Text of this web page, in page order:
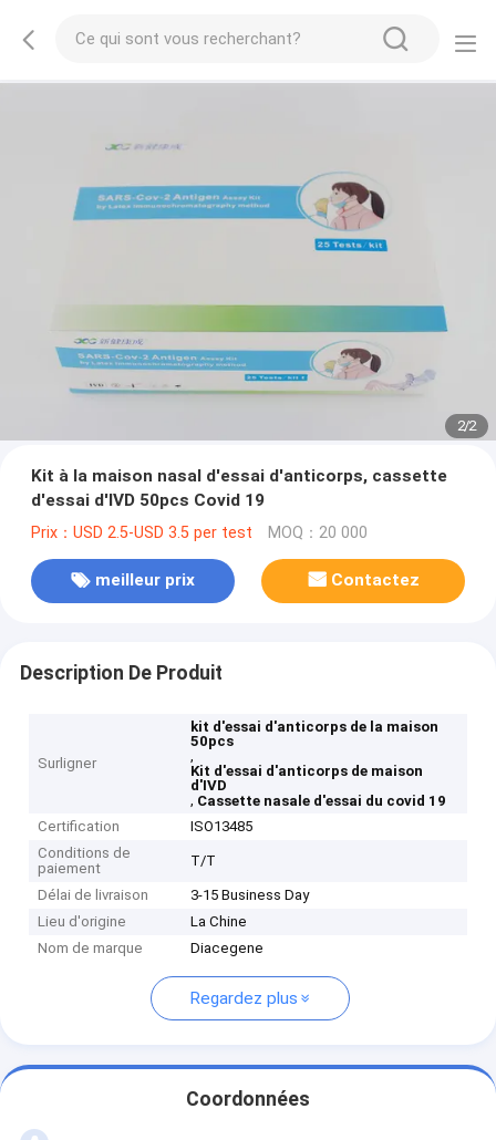
2/2
Kit à la maison nasal d'essai d'anticorps, cassette
d'essai d'IVD 50pcs Covid 19
Prix：USD 2.5-USD 3.5 per test MOQ：20 000
meilleur prix Contactez
Description De Produit
Surligner
kit d'essai d'anticorps de la maison
50pcs
,
Kit d'essai d'anticorps de maison
d'IVD
, Cassette nasale d'essai du covid 19
Certification
ISO13485
Conditions de
paiement
T/T
Délai de livraison
3-15 Business Day
Lieu d'origine
La Chine
Nom de marque
Diacegene
Regardez plus
Coordonnées